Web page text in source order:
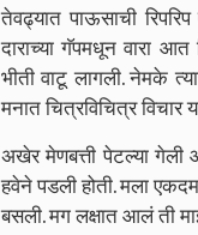
तेवढ्यात पाऊसाची
दाराच्या गॅपमधून वारा
भीती वाटू लागली. नेमके
मनात चित्रविचित्र विचार
अखेर मेणबत्ती पेटल्या
हवेने पडली होती. मला
बसली. मग लक्षात आलं ती